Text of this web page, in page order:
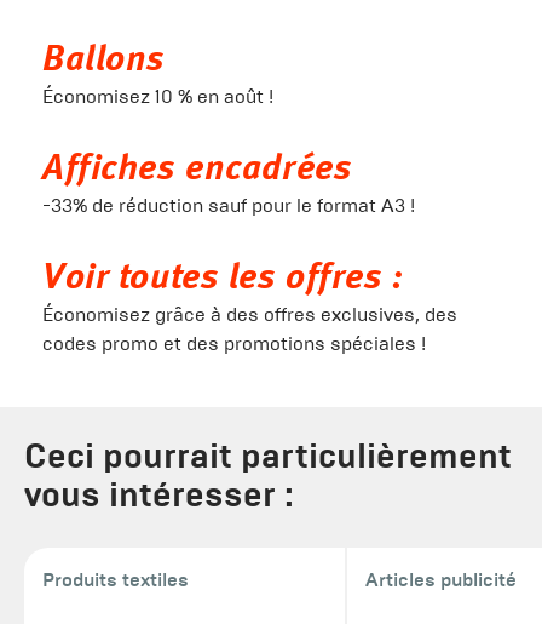
Ballons
Économisez 10 % en août !
Affiches encadrées
-33% de réduction sauf pour le format A3 !
Voir toutes les offres :
Économisez grâce à des offres exclusives, des
codes promo et des promotions spéciales !
Ceci pourrait particulièrement
vous intéresser :
Produits textiles Articles publicité